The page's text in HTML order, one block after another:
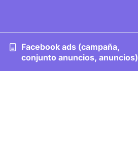
Facebook ads (campaña,
conjunto anuncios, anuncios)